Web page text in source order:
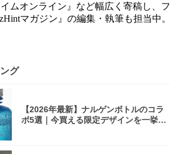
ムオンライン』など幅広く寄稿し、フ
マガジン』の編集・執筆も担当中。
グ
【2026年最新】ナルゲンボトルのコラ
ボ5選｜今買える限定デザインを一挙紹